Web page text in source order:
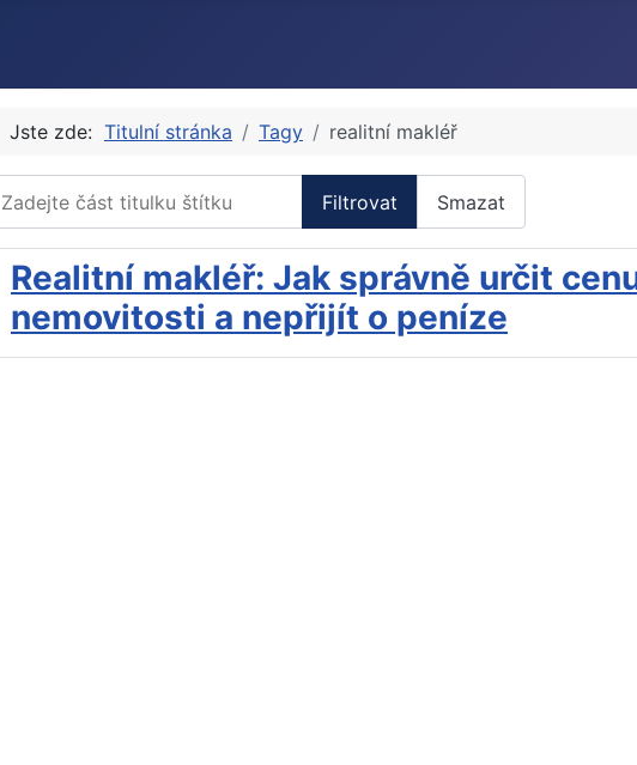
Jste zde: Titulní stránka Tagy realitní makléř
Zadejte část titulku štítku
Filtrovat Smazat
Realitní makléř: Jak správně určit
nemovitosti a nepřijít o peníze